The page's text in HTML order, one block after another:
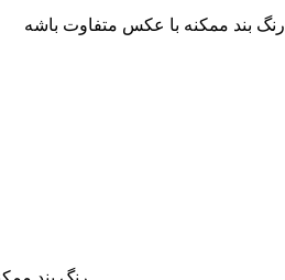
رنگ بند ممکنه با عکس متفاوت باشه